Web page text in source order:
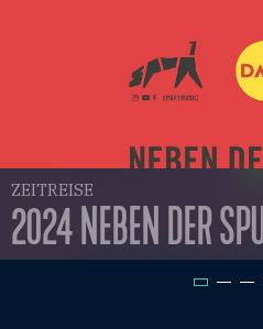
ZEITREISE
2024 NEBEN DER